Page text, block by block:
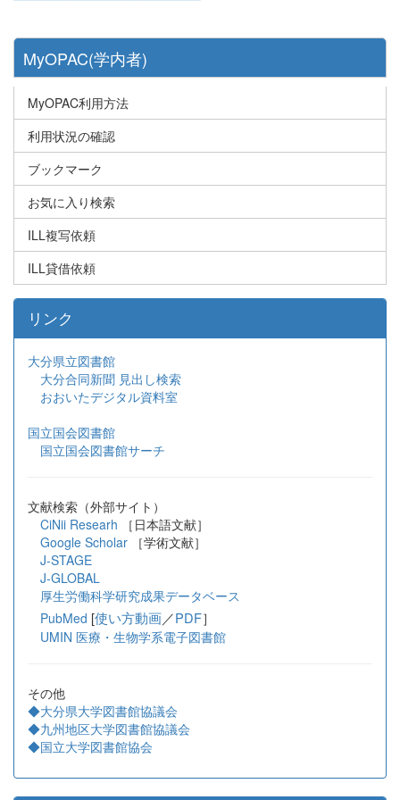
MyOPAC(学内者)
MyOPAC利用方法
利用状況の確認
ブックマーク
お気に入り検索
ILL複写依頼
ILL貸借依頼
リンク
大分県立図書館
大分合同新聞 見出し検索
おおいたデジタル資料室
国立国会図書館
国立国会図書館サーチ
文献検索（外部サイト）
CiNii Researh ［日本語文献］
Google Scholar
［学術文献］
J-STAGE
J-GLOBAL
厚生労働科学研究成果データベース
PubMed [使い方動画／PDF］
UMIN 医療・生物学系電子図書館
その他
◆大分県大学図書館協議会
◆九州地区大学図書館協議会
◆国立大学図書館協会